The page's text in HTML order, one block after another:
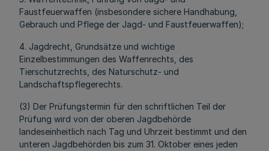
Faustfeuerwaffen (insbesondere sichere Handhabung,
Gebrauch und Pflege der Jagd- und Faustfeuerwaffen);
4. Jagdrecht, Grundsätze und wichtige
Einzelbestimmungen des Waffenrechts, des
Tierschutzrechts, des Naturschutz- und
Landschaftspflegerechts.
(3) Der Prüfungstermin für den schriftlichen Teil der
Prüfung wird von der oberen Jagdbehörde
landeseinheitlich nach Tag und Uhrzeit bestimmt und den
unteren Jagdbehörden bis zum 31. Oktober eines jeden